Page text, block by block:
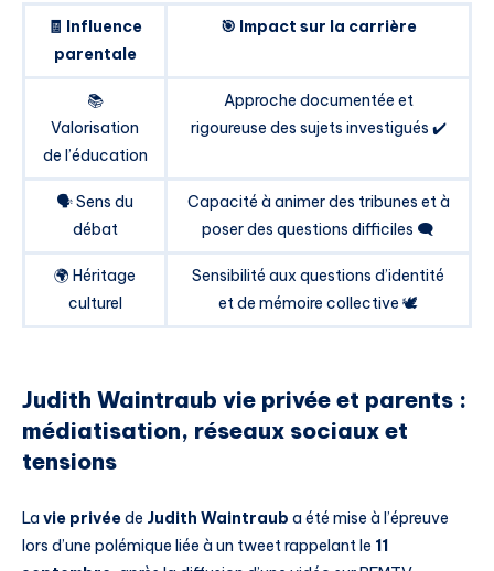
🧾 Influence
parentale
🎯 Impact sur la carrière
📚
Valorisation
de l’éducation
Approche documentée et
rigoureuse des sujets investigués ✔️
🗣️ Sens du
débat
Capacité à animer des tribunes et à
poser des questions difficiles 🗨️
🌍 Héritage
culturel
Sensibilité aux questions d’identité
et de mémoire collective 🕊️
Judith Waintraub vie privée et parents :
médiatisation, réseaux sociaux et
tensions
La vie privéede Judith Waintraub a été mise à l’épreuve
lors d’une polémique liée à un tweet rappelant le 11